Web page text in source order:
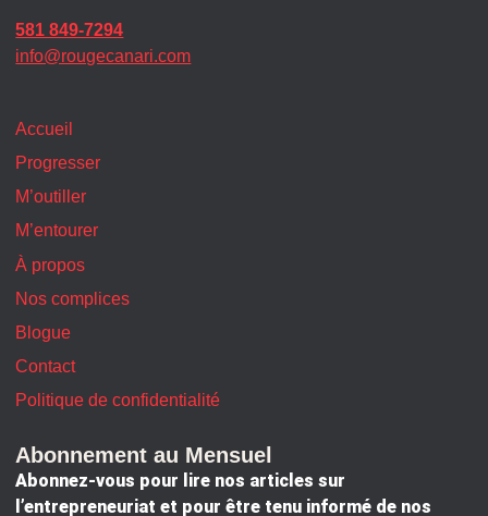
581 849-7294
info@rougecanari.com
Accueil
Progresser
M’outiller
M’entourer
À propos
Nos complices
Blogue
Contact
Politique de confidentialité
Abonnement au Mensuel
Abonnez-vous pour lire nos articles sur
l’entrepreneuriat et pour être tenu informé de nos